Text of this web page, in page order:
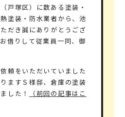
戸塚区）に数ある塗装・
塗装・防水業者から、池
だき誠にありがとうござ
借りして従業員一同、御
頼をいただいていました
ますＳ様邸、倉庫の塗装
した！
（前回の記事はこ